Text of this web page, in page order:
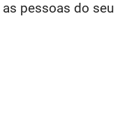
pessoas do seu